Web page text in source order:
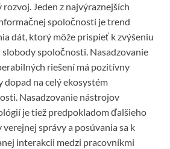
Jeden z najvýraznejších
spoločnosti je trend
dát, ktorý môže prispieť k zvýšeniu
spoločnosti. Nasadzovanie
riešení má pozitívny
na celý ekosystém
Nasadzovanie nástrojov
je tiež predpokladom ďalšieho
správy a posúvania sa k
interakcii medzi pracovníkmi